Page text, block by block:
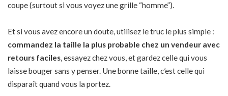
coupe (surtout si vous voyez une grille “homme”).
Et si vous avez encore un doute, utilisez le truc le plus simple :
commandez la taille la plus probable chez un vendeur avec
retours faciles, essayez chez vous, et gardez celle qui vous
laisse bouger sans y penser. Une bonne taille, c’est celle qui
disparaît quand vous la portez.